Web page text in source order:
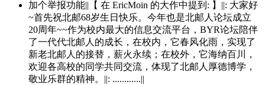
加个举报功能||【 在 EricMoin 的大作中提到: 】||: 大家好
~首先祝北邮68岁生日快乐。今年也是北邮人论坛成立
20周年~~作为校内最大的信息交流平台，BYR论坛陪伴
了一代代北邮人的成长，在校内，它春风化雨，实现了
新老北邮人的接替，薪火永续；在校外，它海纳百川，
欢迎各高校的同学共同交流，体现了北邮人厚德博学，
敬业乐群的精神。||: ............||